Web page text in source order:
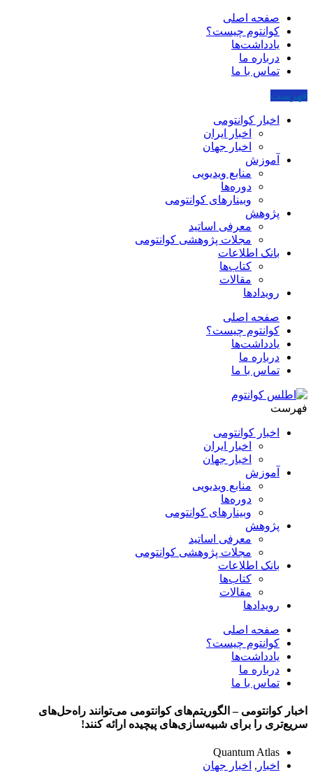
صفحه اصلی
کوانتوم چیست؟
یادداشت‌ها
درباره ما
تماس با ما
فهرست
اخبار کوانتومی
اخبار ایران
اخبار جهان
آموزش
منابع ویدیویی
دوره‌ها
وبینارهای کوانتومی
پژوهش
معرفی اساتید
مجلات پژوهشی کوانتومی
بانک اطلاعات
کتاب‌ها
مقالات
رویدادها
صفحه اصلی
کوانتوم چیست؟
یادداشت‌ها
درباره ما
تماس با ما
فهرست
اخبار کوانتومی
اخبار ایران
اخبار جهان
آموزش
منابع ویدیویی
دوره‌ها
وبینارهای کوانتومی
پژوهش
معرفی اساتید
مجلات پژوهشی کوانتومی
بانک اطلاعات
کتاب‌ها
مقالات
رویدادها
صفحه اصلی
کوانتوم چیست؟
یادداشت‌ها
درباره ما
تماس با ما
اخبار کوانتومی – الگوریتم‌های کوانتومی می‌توانند راه‌حل‌های
سریع‌تری را برای شبیه‌سازی‌های پیچیده ارائه کنند!
Quantum Atlas
اخبار , اخبار جهان